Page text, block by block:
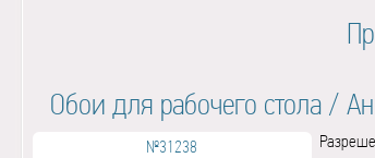
Обои для рабочего стола/
№31238